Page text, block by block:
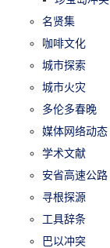
名贤集
咖啡文化
城市探索
城市火灾
多伦多春晚
媒体网络动态
学术文献
安省高速公路
寻根探源
工具辞条
巴以冲突